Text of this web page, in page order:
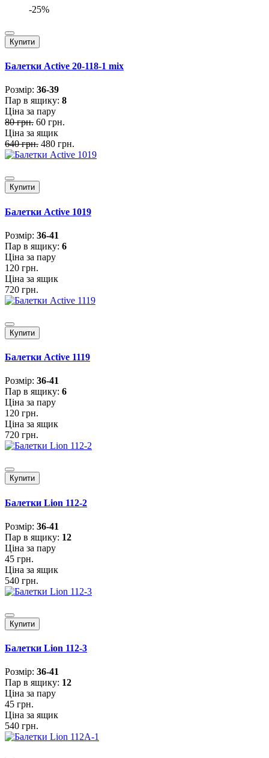
-25%
Купити
Балетки Active 20-118-1 mix
Розмiр: 36-39
Пар в ящику: 8
Ціна за пару
80 грн. 60 грн.
Ціна за ящик
640 грн. 480 грн.
Купити
Балетки Active 1019
Розмiр: 36-41
Пар в ящику: 6
Ціна за пару
120 грн.
Ціна за ящик
720 грн.
Купити
Балетки Active 1119
Розмiр: 36-41
Пар в ящику: 6
Ціна за пару
120 грн.
Ціна за ящик
720 грн.
Купити
Балетки Lion 112-2
Розмiр: 36-41
Пар в ящику: 12
Ціна за пару
45 грн.
Ціна за ящик
540 грн.
Купити
Балетки Lion 112-3
Розмiр: 36-41
Пар в ящику: 12
Ціна за пару
45 грн.
Ціна за ящик
540 грн.